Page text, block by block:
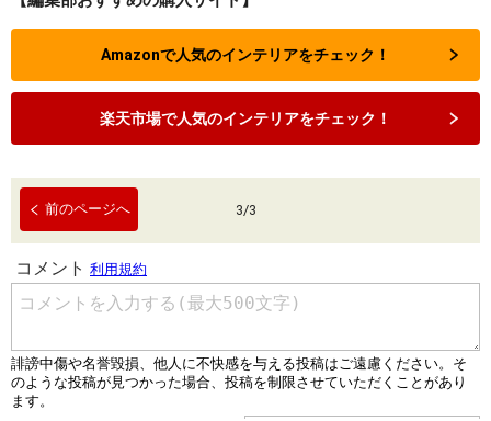
Amazonで人気のインテリアをチェック！
楽天市場で人気のインテリアをチェック！
前のページへ 3/3